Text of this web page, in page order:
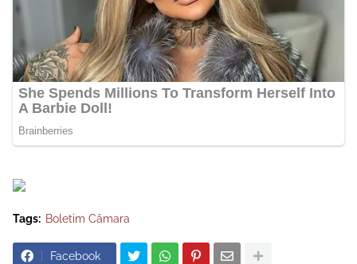
Tags: Boletim Câmara
Facebook